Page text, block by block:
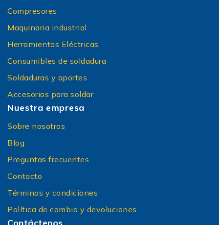
Compresores
Maquinaria industrial
Herramientas Eléctricas
Consumibles de soldadura
Soldaduras y aportes
Accesorios para soldar
Nuestra empresa
Sobre nosotros
Blog
Preguntas frecuentes
Contacto
Términos y condiciones
Política de cambio y devoluciones